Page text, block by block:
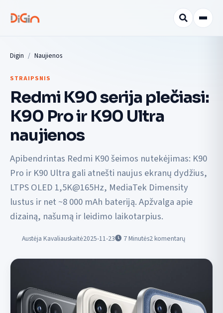
Digin Naujienos
STRAIPSNIS
Redmi K90 serija plečiasi:
K90 Pro ir K90 Ultra
naujienos
Apibendrintas Redmi K90 šeimos nutekėjimas: K90
Pro ir K90 Ultra gali atnešti naujus ekranų dydžius,
LTPS OLED 1,5K@165Hz, MediaTek Dimensity
lustus ir net ~8 000 mAh bateriją. Apžvalga apie
dizainą, našumą ir leidimo laikotarpius.
Austėja Kavaliauskaitė2025-11-23 7Minutės2 komentarų